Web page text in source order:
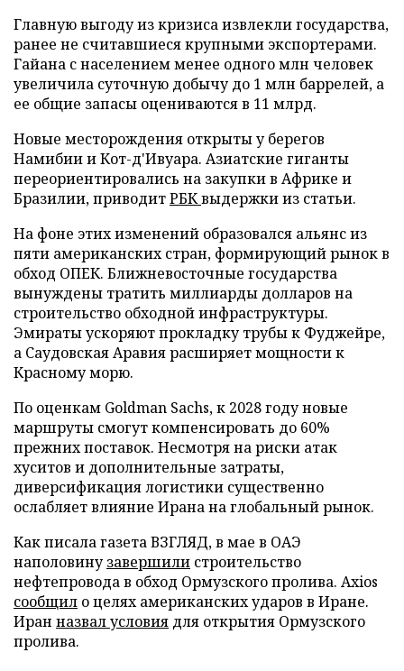
Главную выгоду из кризиса извлекли государства,
ранее не считавшиеся крупными экспортерами.
Гайана с населением менее одного млн человек
увеличила суточную добычу до 1 млн баррелей, а
ее общие запасы оцениваются в 11 млрд.
Новые месторождения открыты у берегов
Намибии и Кот-д'Ивуара. Азиатские гиганты
переориентировались на закупки в Африке и
Бразилии, приводитРБКвыдержки из статьи.
На фоне этих изменений образовался альянс из
пяти американских стран, формирующий рынок в
обход ОПЕК. Ближневосточные государства
вынуждены тратить миллиарды долларов на
строительство обходной инфраструктуры.
Эмираты ускоряют прокладку трубы к Фуджейре,
а Саудовская Аравия расширяет мощности к
Красному морю.
По оценкам Goldman Sachs, к 2028 году новые
маршруты смогут компенсировать до 60%
прежних поставок. Несмотря на риски атак
хуситов и дополнительные затраты,
диверсификация логистики существенно
ослабляет влияние Ирана на глобальный рынок.
Как писала газета ВЗГЛЯД, в мае в ОАЭ
наполовинузавершили строительство
нефтепровода в обход Ормузского пролива. Axios
сообщил о целях американских ударов в Иране.
Иран назвал условия для открытия Ормузского
пролива.